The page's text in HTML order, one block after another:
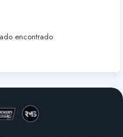
encontrado